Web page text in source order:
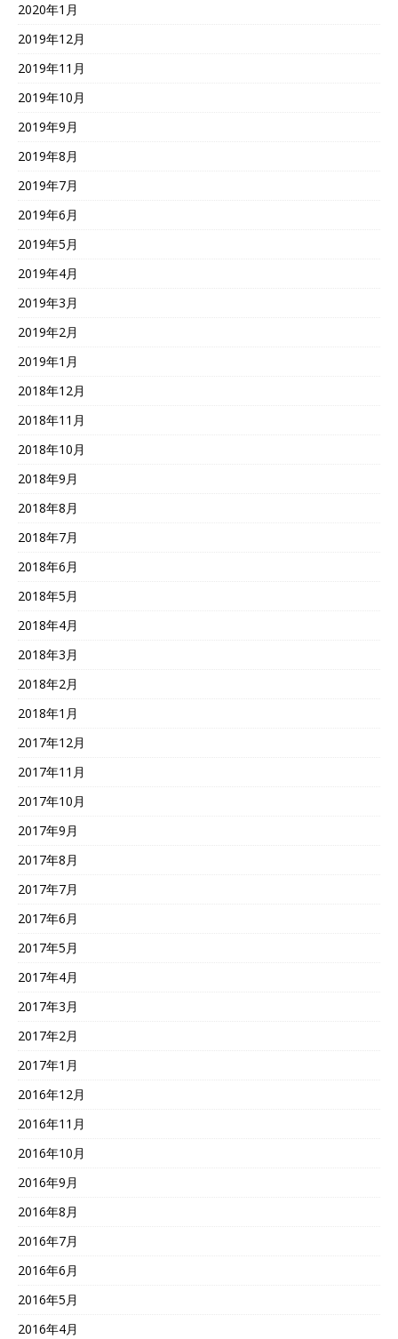
2020年1月
2019年12月
2019年11月
2019年10月
2019年9月
2019年8月
2019年7月
2019年6月
2019年5月
2019年4月
2019年3月
2019年2月
2019年1月
2018年12月
2018年11月
2018年10月
2018年9月
2018年8月
2018年7月
2018年6月
2018年5月
2018年4月
2018年3月
2018年2月
2018年1月
2017年12月
2017年11月
2017年10月
2017年9月
2017年8月
2017年7月
2017年6月
2017年5月
2017年4月
2017年3月
2017年2月
2017年1月
2016年12月
2016年11月
2016年10月
2016年9月
2016年8月
2016年7月
2016年6月
2016年5月
2016年4月